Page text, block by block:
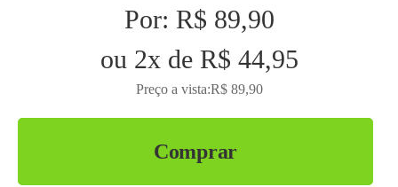
Por: R$ 89,90
ou 2x de R$ 44,95
Preço a vista:R$ 89,90
Comprar